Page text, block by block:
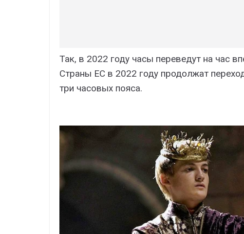
Так, в 2022 году часы переведут на час
Страны ЕС в 2022 году продолжат
три часовых пояса.